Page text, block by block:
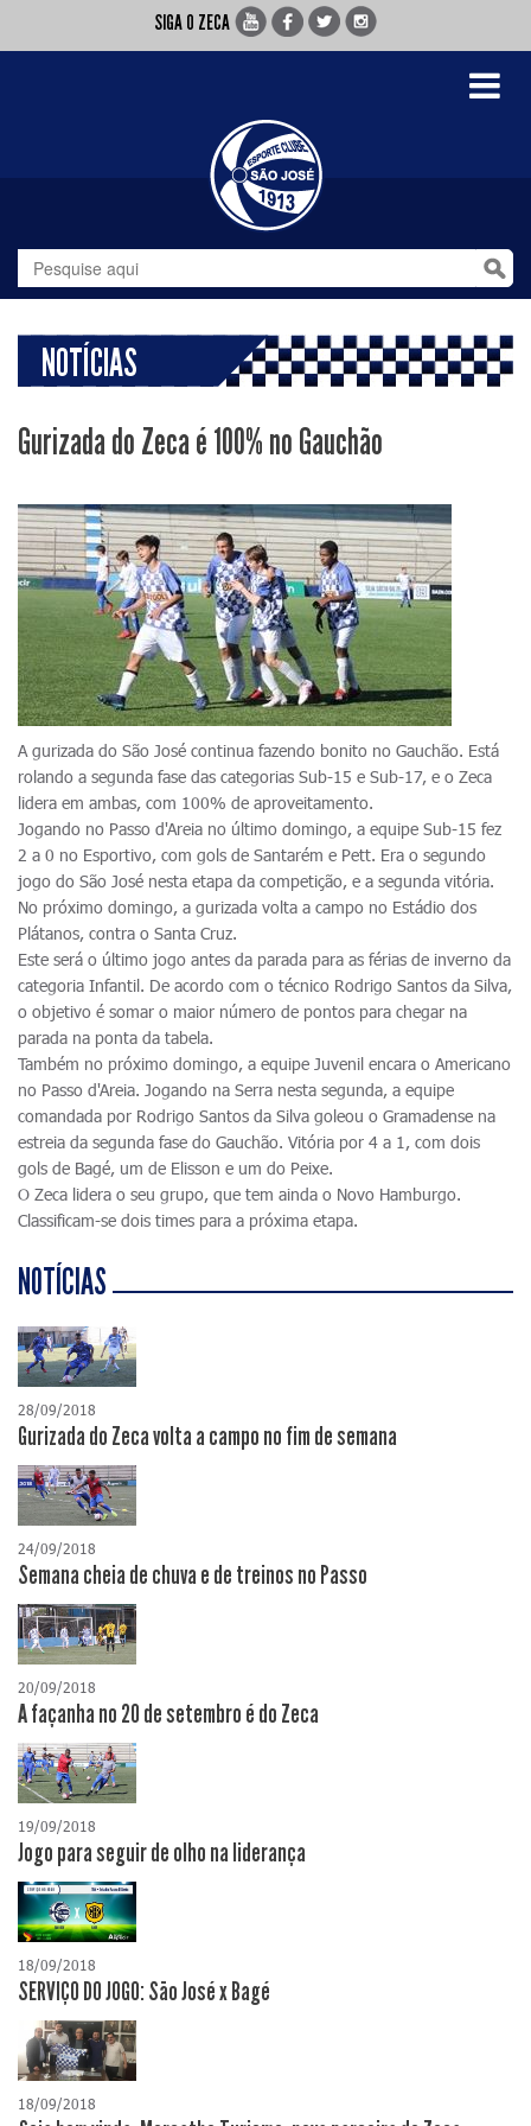
SIGA O ZECA
Toggle
NOTÍCIAS
Gurizada do Zeca é 100% no Gauchão
A gurizada do São José continua fazendo bonito no Gauchão. Está
rolando a segunda fase das categorias Sub-15 e Sub-17, e o Zeca
lidera em ambas, com 100% de aproveitamento.
Jogando no Passo d'Areia no último domingo, a equipe Sub-15 fez
2 a 0 no Esportivo, com gols de Santarém e Pett. Era o segundo
jogo do São José nesta etapa da competição, e a segunda vitória.
No próximo domingo, a gurizada volta a campo no Estádio dos
Plátanos, contra o Santa Cruz.
Este será o último jogo antes da parada para as férias de inverno da
categoria Infantil. De acordo com o técnico Rodrigo Santos da Silva,
o objetivo é somar o maior número de pontos para chegar na
parada na ponta da tabela.
Também no próximo domingo, a equipe Juvenil encara o Americano
no Passo d'Areia. Jogando na Serra nesta segunda, a equipe
comandada por Rodrigo Santos da Silva goleou o Gramadense na
estreia da segunda fase do Gauchão. Vitória por 4 a 1, com dois
gols de Bagé, um de Elisson e um do Peixe.
O Zeca lidera o seu grupo, que tem ainda o Novo Hamburgo.
Classificam-se dois times para a próxima etapa.
NOTÍCIAS
28/09/2018
Gurizada do Zeca volta a campo no fim de semana
24/09/2018
Semana cheia de chuva e de treinos no Passo
20/09/2018
A façanha no 20 de setembro é do Zeca
19/09/2018
Jogo para seguir de olho na liderança
18/09/2018
SERVIÇO DO JOGO: São José x Bagé
18/09/2018